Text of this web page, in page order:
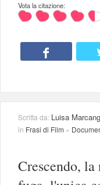
Vota la citazione:
Scritta da: Luisa
in Frasi di Film »
Crescendo,